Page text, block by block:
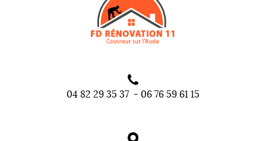
04 82 29 35 37 - 06 76 59 61 15